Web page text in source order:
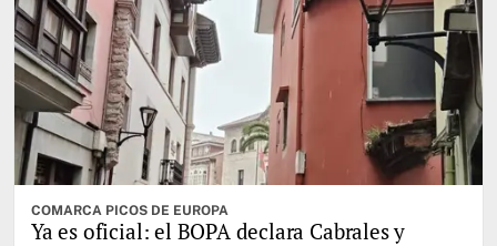
COMARCA PICOS DE EUROPA
Ya es oficial: el BOPA declara Cabrales y